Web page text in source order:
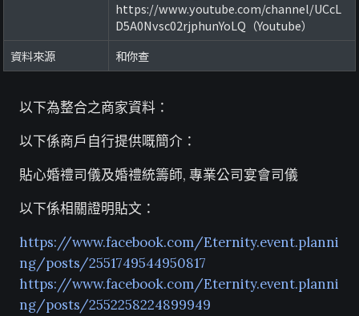
https://www.youtube.com/channel/UCcL
D5A0Nvsc02rjphunYoLQ（Youtube）
資料來源
和你查
以下為整合之商家資料：
以下係商戶自行提供嘅簡介：
貼心婚禮司儀及婚禮統籌師, 專業公司宴會司儀
以下係相關證明貼文：
https://www.facebook.com/Eternity.event.planni
ng/posts/2551749544950817
https://www.facebook.com/Eternity.event.planni
ng/posts/2552258224899949